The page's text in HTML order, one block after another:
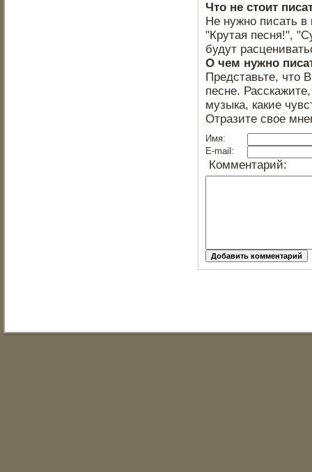
Что не стоит
Не нужно писать в
"Крутая песня!",
будут
О чем нужно
Представьте, что
песне.
музыка, какие
Отразите свое
Имя:
E-mail:
Комментарий: